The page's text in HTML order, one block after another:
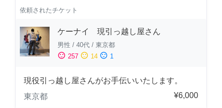
依頼されたチケット
ケーナイ 現引っ越し屋さん
男性 / 40代 / 東京都
sentiment_satisfied 257 sentiment_neutral 14 sentiment_dissatisfied 1
現役引っ越し屋さんがお手伝いいたします。
東京都
¥6,000